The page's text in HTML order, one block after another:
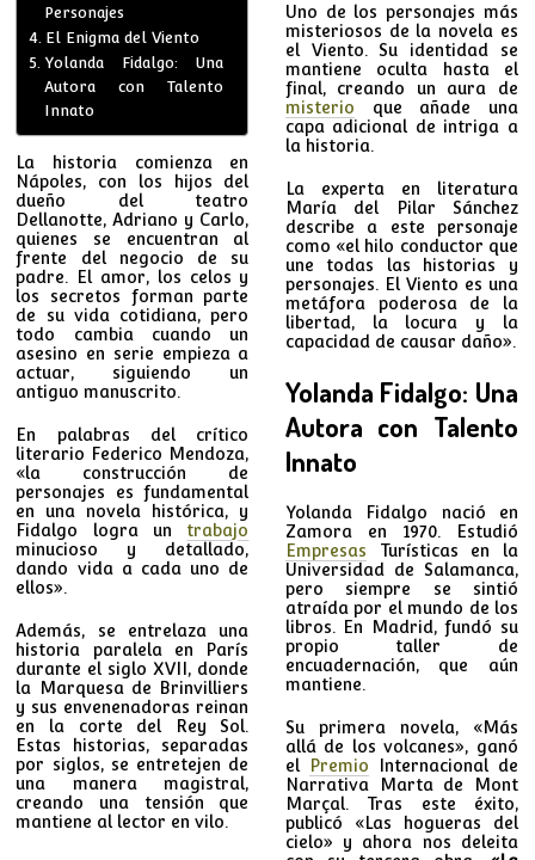
Personajes
El Enigma del Viento
Yolanda Fidalgo: Una
Autora con Talento
Innato
La historia comienza en
Nápoles, con los hijos del
dueño del teatro
Dellanotte, Adriano y Carlo,
quienes se encuentran al
frente del negocio de su
padre. El amor, los celos y
los secretos forman parte
de su vida cotidiana, pero
todo cambia cuando un
asesino en serie empieza a
actuar, siguiendo un
antiguo manuscrito.
En palabras del crítico
literario Federico Mendoza,
«la construcción de
personajes es fundamental
en una novela histórica, y
Fidalgo logra un trabajo
minucioso y detallado,
dando vida a cada uno de
ellos».
Además, se entrelaza una
historia paralela en París
durante el siglo XVII, donde
la Marquesa de Brinvilliers
y sus envenenadoras reinan
en la corte del Rey Sol.
Estas historias, separadas
por siglos, se entretejen de
una manera magistral,
creando una tensión que
mantiene al lector en vilo.
Uno de los personajes más
misteriosos de la novela es
el Viento. Su identidad se
mantiene oculta hasta el
final, creando un aura de
misterio que añade una
capa adicional de intriga a
la historia.
La experta en literatura
María del Pilar Sánchez
describe a este personaje
como «el hilo conductor que
une todas las historias y
personajes. El Viento es una
metáfora poderosa de la
libertad, la locura y la
capacidad de causar daño».
Yolanda Fidalgo: Una
Autora con Talento
Innato
Yolanda Fidalgo nació en
Zamora en 1970. Estudió
Empresas Turísticas en la
Universidad de Salamanca,
pero siempre se sintió
atraída por el mundo de los
libros. En Madrid, fundó su
propio taller de
encuadernación, que aún
mantiene.
Su primera novela, «Más
allá de los volcanes», ganó
el
Premio Internacional de
Narrativa Marta de Mont
Marçal. Tras este éxito,
publicó «Las hogueras del
cielo» y ahora nos deleita